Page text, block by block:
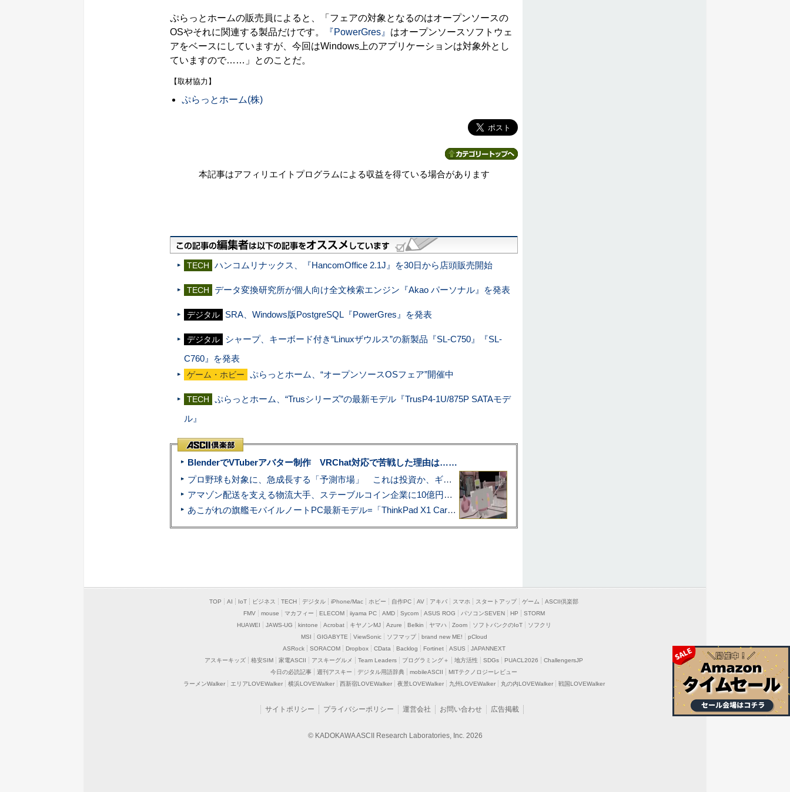
ぷらっとホームの販売員によると、「フェアの対象となるのはオープンソースの
OSやそれに関連する製品だけです。
『PowerGres』 はオープンソースソフトウェ
アをベースにしていますが、今回はWindows上のアプリケーションは対象外とし
ていますので……」とのことだ。
【取材協力】
ぷらっとホーム(株)
本記事はアフィリエイトプログラムによる収益を得ている場合があります
TECH ハンコムリナックス、『HancomOffice 2.1J』を30日から店頭販売開始
TECH データ変換研究所が個人向け全文検索エンジン『Akao パーソナル』を発表
デジタル SRA、Windows版PostgreSQL『PowerGres』を発表
デジタル
シャープ、キーボード付き“Linuxザウルス”の新製品『SL-C750』『SL-
C760』を発表
ゲーム・ホビー ぷらっとホーム、“オープンソースOSフェア”開催中
TECH
ぷらっとホーム、“Trusシリーズ”の最新モデル『TrusP4-1U/875P SATAモデ
ル』
BlenderでVTuberアバター制作 VRChat対応で苦戦した理由は……
プロ野球も対象に、急成長する「予測市場」 これは投資か、ギャンブルか
アマゾン配送を支える物流大手、ステーブルコイン企業に10億円投資のワケ
あこがれの旗艦モバイルノートPC最新モデル=「ThinkPad X1 Carbon Gen 14 Aura Edition」実機レビュー
TOP AI IoT ビジネス TECH デジタル iPhone/Mac ホビー 自作PC AV アキバ スマホ スタートアップ ゲーム
ASCII倶楽部
FMV
mouse マカフィー ELECOM iiyama PC AMD Sycom ASUS ROG パソコンSEVEN HP
STORM
HUAWEI
JAWS-UG kintone Acrobat キヤノンMJ Azure Belkin ヤマハ Zoom ソフトバンクのIoT
ソフクリ
MSI
GIGABYTE ViewSonic ソフマップ brand new ME!
pCloud
ASRock
SORACOM Dropbox CData Backlog Fortinet ASUS
JAPANNEXT
アスキーキッズ
格安SIM 家電ASCII アスキーグルメ Team Leaders プログラミング＋ 地方活性 SDGs PUACL2026
ChallengersJP
今日の必読記事
週刊アスキー デジタル用語辞典 mobileASCII
MITテクノロジーレビュー
ラーメンWalker
エリアLOVEWalker 横浜LOVEWalker 西新宿LOVEWalker 夜景LOVEWalker 九州LOVEWalker 丸の内LOVEWalker 戦国LOVEWalker
サイトポリシー プライバシーポリシー 運営会社 お問い合わせ 広告掲載
© KADOKAWA ASCII Research Laboratories, Inc. 2026